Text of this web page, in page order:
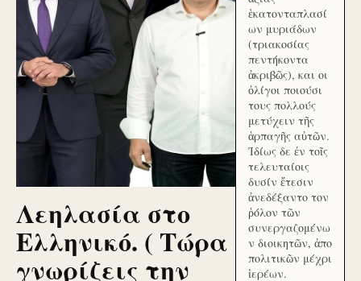
Λεηλασία στο
Ελληνικό. ( Τώρα
γνωρίζεις την
ἑκατονταπλασί
ων μυριάδων
(τριακοσίας
πεντήκοντα
ἀκριβῶς), και οι
ὀλίγοι ποιούσι
τους πολλούς
μετύχειν τῆς
ἁρπαγῆς αὐτῶν.
Ἰδίως δε ἐν τοῖς
τελευταίοις
δυσίν ἔτεσιν
ἀνεδέξαντο τον
ῥόλον τῶν
συνεργαζομένω
ν διοικητῶν, ἀπο
πολιτικῶν μέχρι
ἱερέων.